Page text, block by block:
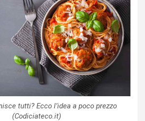
tutti? Ecco l’idea a poco prezzo
(Codiciateco.it)